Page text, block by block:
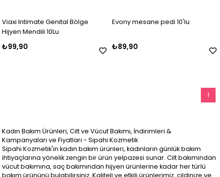
Viaxi Intimate Genital Bölge
Hijyen Mendili 10Lu
₺99,90
Evony mesane pedi 10'lu
₺89,90
1
Kadın Bakım Ürünleri, Cilt ve Vücut Bakımı, İndirimleri &
Kampanyaları ve Fiyatları - Sipahi Kozmetik
Sipahi Kozmetik'in kadın bakım ürünleri, kadınların günlük bakım
ihtiyaçlarına yönelik zengin bir ürün yelpazesi sunar. Cilt bakımından
vücut bakımına, saç bakımından hijyen ürünlerine kadar her türlü
bakım ürününü bulabilirsiniz. Kaliteli ve etkili ürünlerimiz, cildinize ve